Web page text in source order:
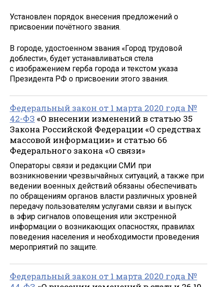
Установлен порядок внесения предложений о
присвоении почётного звания.
В городе, удостоенном звания «Город трудовой
доблести», будет устанавливаться стела
с изображением герба города и текстом указа
Президента РФ о присвоении этого звания.
Федеральный закон от 1 марта 2020 года №
42-ФЗ «О внесении изменений в статью 35
Закона Российской Федерации «О средствах
массовой информации» и статью 66
Федерального закона «О связи»
Операторы связи и редакции СМИ при
возникновении чрезвычайных ситуаций, а также при
ведении военных действий обязаны обеспечивать
по обращениям органов власти различных уровней
передачу пользователям услугами связи и выпуск
в эфир сигналов оповещения или экстренной
информации о возникающих опасностях, правилах
поведения населения и необходимости проведения
мероприятий по защите.
Федеральный закон от 1 марта 2020 года №